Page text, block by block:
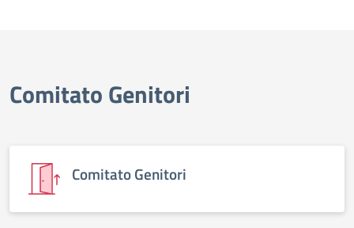
Comitato Genitori
Comitato Genitori